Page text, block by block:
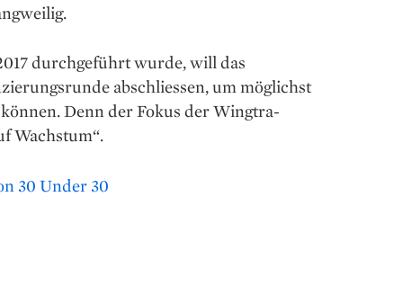
durchgeführt wurde, will das
abschliessen, um möglichst
Denn der Fokus der Wingtra-
Wachstum“.
30 Under 30